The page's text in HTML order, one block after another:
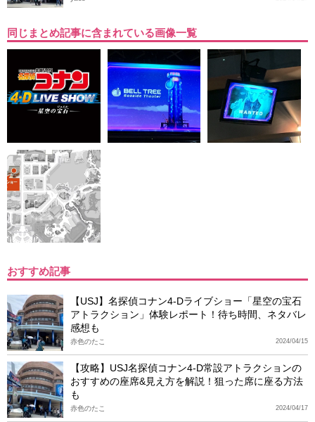
同じまとめ記事に含まれている画像一覧
おすすめ記事
【USJ】名探偵コナン4-Dライブショー「星空の宝石
アトラクション」体験レポート！待ち時間、ネタバレ
感想も
2024/04/15
赤色のたこ
【攻略】USJ名探偵コナン4-D常設アトラクションの
おすすめの座席&見え方を解説！狙った席に座る方法
も
2024/04/17
赤色のたこ